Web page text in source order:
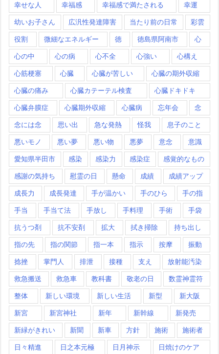
幸せな人 幸福感 幸福感で満たされる 幸運
幼いお子さん 広汎性発達障害 当たり前の日常 彩雲
役割 微細なエネルギー 徳 徳島県阿南市 心
心の中 心の病 心不全 心強い 心構え
心筋梗塞 心臓 心臓が苦しい 心臓の期外収縮
心臓の痛み 心臓カテーテル検査 心臓ドキドキ
心臓弁膜症 心臓期外収縮 心臓病 忘年会 念
念には念 思い出 急な発熱 怪我 息子のこと
悪いモノ 悪い夢 悪い物 悪夢 意念 意識
愛知県半田市 感染 感染力 感染症 感覚的なもの
感謝の気持ち 慰霊の日 懸命 成績 成績アップ
成長力 成長発達 手が温かい 手のひら 手の指
手当 手当て法 手放し 手料理 手術 手袋
抗うつ剤 抗不安剤 拡大 拭き掃除 持ち出し
指の先 指の関節 指一本 指示 按摩 振動
捻挫 掌門人 排泄 接種 支え 放射能汚染
救急搬送 救急車 教科書 敬老の日 数霊神霊符
整体 新しい環境 新しい生活 新型 新大阪
新宮 新宮神社 新年 新幹線 新発売
新緑がきれい 新聞 新車 方針 施術 施術者
日々精進 日之本元極 日月神示 日焼けのケア